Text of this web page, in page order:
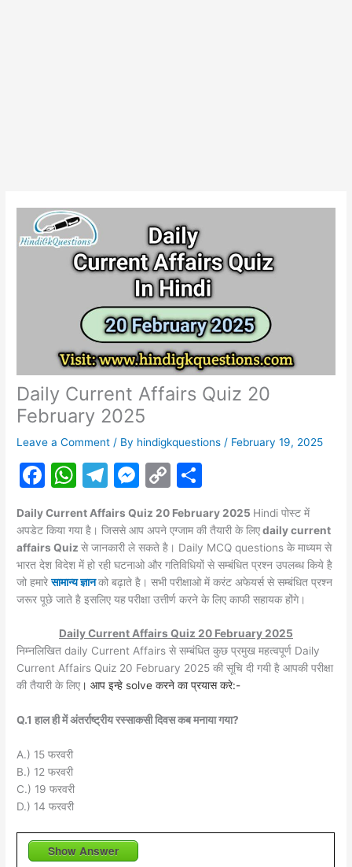
Daily Current Affairs Quiz 20
February 2025
Leave a Comment / By hindigkquestions / February 19, 2025
F
c
e
b
o
o
k
W
at
s
A
p
p
T
e
gr
a
m
M
s
s
e
n
g
er
C
p
y
Li
n
k
ar
e
Daily Current Affairs Quiz 20 February 2025 Hindi पोस्ट में
अपडेट किया गया है। जिससे आप अपने एग्जाम की तैयारी के लिएdaily current
affairs Quizसे जानकारी ले सकते है। Daily MCQ questions के माध्यम से
भारत देश विदेश में हो रही घटनाओ और गतिविधियों से सम्बंधित प्रश्न उपलब्ध किये है
जो हमारेसामान्य ज्ञानको बढ़ाते है। सभी परीक्षाओ में करंटअफेयर्ससे सम्बंधित प्रश्न
जरूर पूछे जाते है इसलिए यहपरीक्षा उत्तीर्ण करने के लिए काफी सहायक होंगे।
Daily Current Affairs Quiz 20 February 2025
निम्नलिखित daily Current Affairs से सम्बंधित कुछ प्रमुख महत्वपूर्ण Daily
Current Affairs Quiz 20 February 2025 की सूचि दी गयी है आपकी परीक्षा
की तैयारी के लिए । आप इन्हे solve करने का प्रयास करे:-
Q.1 हाल ही में अंतर्राष्ट्रीय रस्साकसी दिवस कब मनाया गया?
A.) 15 फरवरी
B.) 12 फरवरी
C.) 19 फरवरी
D.) 14 फरवरी
Show Answer